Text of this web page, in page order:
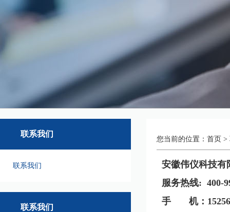
联系我们
联系我们
联系我们
您当前的位置： 首页 >
安徽伟仪科技有
服务热线: 400-
手 机：